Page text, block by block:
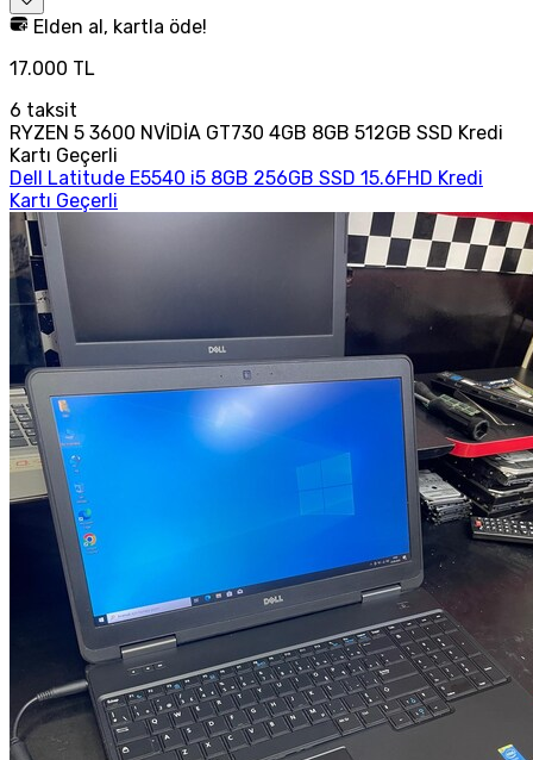
Elden al, kartla öde!
17.000 TL
6 taksit
RYZEN 5 3600 NVİDİA GT730 4GB 8GB 512GB SSD Kredi
Kartı Geçerli
Dell Latitude E5540 i5 8GB 256GB SSD 15.6FHD Kredi
Kartı Geçerli